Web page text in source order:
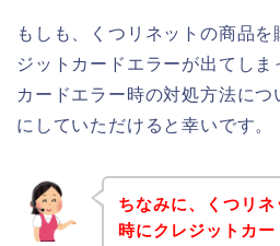
もしも、くつリネットの商品
ジットカードエラーが出てしま
カードエラー時の対処方法に
にしていただけると幸いです。
ちなみに、くつリ
時にクレジットカ